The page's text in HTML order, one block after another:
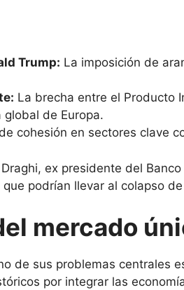
Trump: La imposición de
La brecha entre el Producto
de Europa.
cohesión en sectores clave
ex presidente del
podrían llevar al colapso
mercado
de sus problemas centrales
por integrar las